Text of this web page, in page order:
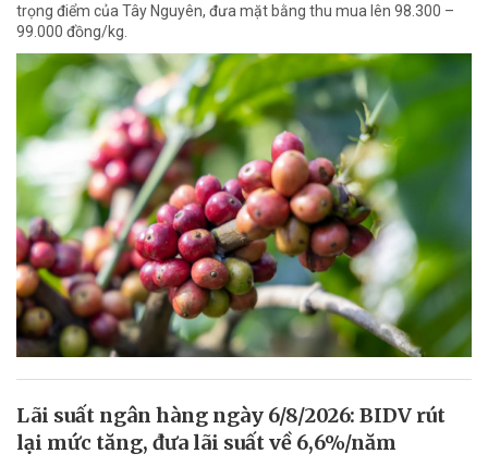
trọng điểm của Tây Nguyên, đưa mặt bằng thu mua lên 98.300 –
99.000 đồng/kg.
Lãi suất ngân hàng ngày 6/8/2026: BIDV rút
lại mức tăng, đưa lãi suất về 6,6%/năm